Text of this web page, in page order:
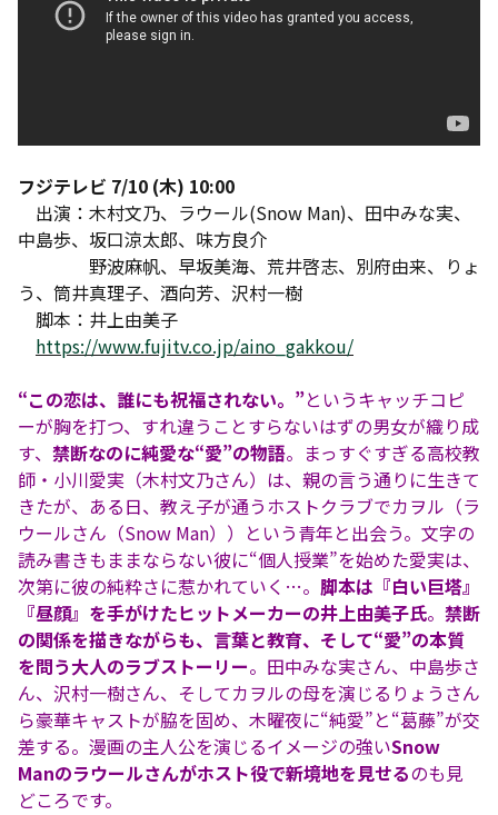
フジテレビ 7/10 (木) 10:00
出演：木村文乃、ラウール(Snow Man)、田中みな実、
中島歩、坂口涼太郎、味方良介
野波麻帆、早坂美海、荒井啓志、別府由来、りょ
う、筒井真理子、酒向芳、沢村一樹
脚本：井上由美子
https://www.fujitv.co.jp/aino_gakkou/
“この恋は、誰にも祝福されない。”というキャッチコピ
ーが胸を打つ、すれ違うことすらないはずの男女が織り成
す、 禁断なのに純愛な“愛”の物語。まっすぐすぎる高校教
師・小川愛実（木村文乃さん）は、親の言う通りに生きて
きたが、ある日、教え子が通うホストクラブでカヲル（ラ
ウールさん（Snow Man））という青年と出会う。文字の
読み書きもままならない彼に“個人授業”を始めた愛実は、
次第に彼の純粋さに惹かれていく…。 脚本は『白い巨塔』
『昼顔』を手がけたヒットメーカーの井上由美子氏。 禁断
の関係を描きながらも、言葉と教育、そして“愛”の本質
を問う大人のラブストーリー。田中みな実さん、中島歩さ
ん、沢村一樹さん、そしてカヲルの母を演じるりょうさん
ら豪華キャストが脇を固め、木曜夜に“純愛”と“葛藤”が交
差する。漫画の主人公を演じるイメージの強いSnow
Manのラウールさんがホスト役で新境地を見せるのも見
どころです。